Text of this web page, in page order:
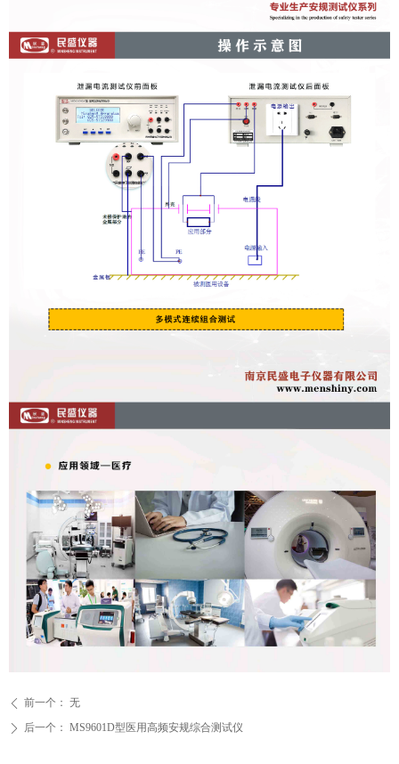
ꄴ 前一个： 无
ꄲ 后一个： MS9601D型医用高频安规综合测试仪